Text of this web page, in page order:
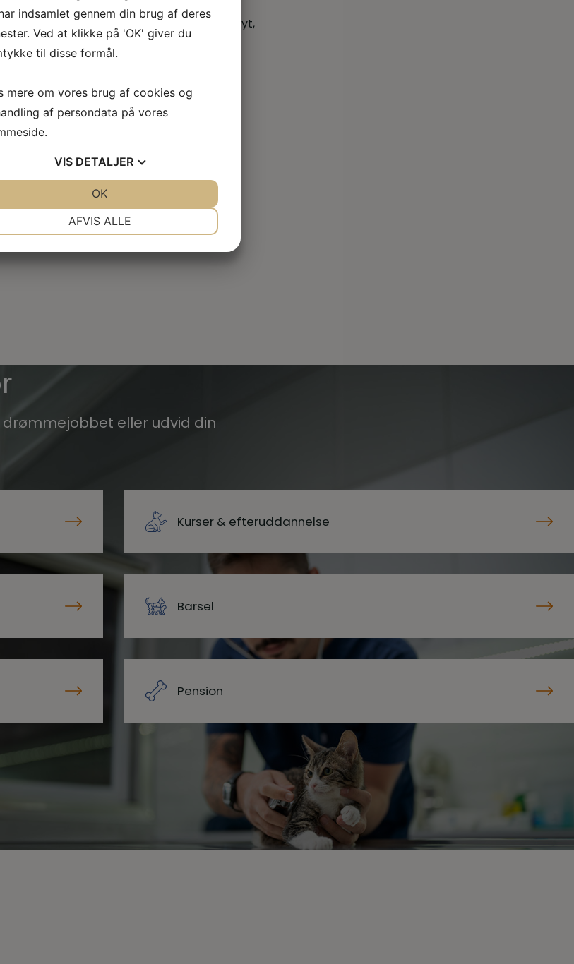
i tvivl, skal skal godt videre eller søger nyt,
eller udvid din
Kurser & efteruddannelse
Barsel
Pension
indsamlet gennem din brug af deres
Ved at klikke på 'OK' giver du
til disse formål.
mere om vores brug af cookies og
af persondata på vores
VIS DETALJER
AFVIS ALLE
OK